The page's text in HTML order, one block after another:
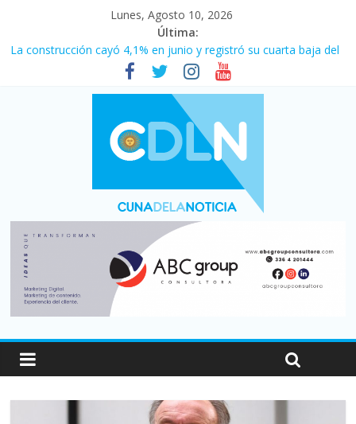
Lunes, Agosto 10, 2026
Última:
La construcción cayó 4,1% en junio y registró su cuarta baja del
El consumo sigue frenado: las ventas minoristas cayeron 3,8 en
julio y acumulan siete meses en baja
Newell’s cayó 2 a 1 ante Defensa y Justicia en Florencio Varela
por la cuarta fecha del Clausura
Milei y los errores no forzados
El agro argentino logró un récord histórico de exportaciones en
el primer semestre de 2026